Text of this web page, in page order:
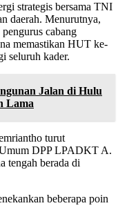
strategis bersama TNI
daerah. Menurutnya,
cabang
memastikan HUT ke-
seluruh kader.
Jalan di Hulu
Lama
turut
Umum DPP LPADKT A.
tengah berada di
beberapa poin